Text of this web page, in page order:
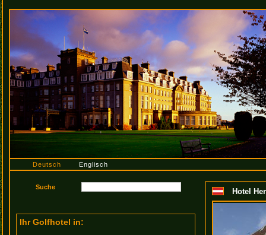
Deutsch Englisch
Ihr Golfhotel in:
Hotel